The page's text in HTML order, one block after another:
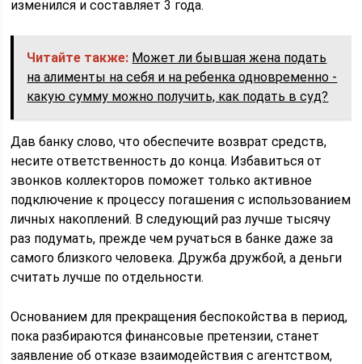
изменился и составляет 3 года.
Читайте также: Может ли бывшая жена подать
на алименты на себя и на ребенка одновременно -
какую сумму можно получить, как подать в суд?
Дав банку слово, что обеспечите возврат средств,
несите ответственность до конца. Избавиться от
звонков коллекторов поможет только активное
подключение к процессу погашения с использованием
личных накоплений. В следующий раз лучше тысячу
раз подумать, прежде чем ручаться в банке даже за
самого близкого человека. Дружба дружбой, а деньги
считать лучше по отдельности.
Основанием для прекращения беспокойства в период,
пока разбираются финансовые претензии, станет
заявление об отказе взаимодействия с агентством,